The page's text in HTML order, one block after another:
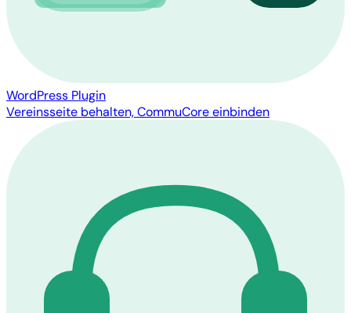
WordPress Plugin
Vereinsseite behalten, CommuCore einbinden